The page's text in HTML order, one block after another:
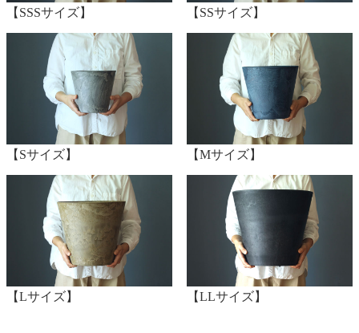
【SSSサイズ】 【SSサイズ】
【Sサイズ】 【Mサイズ】
【Lサイズ】 【LLサイズ】